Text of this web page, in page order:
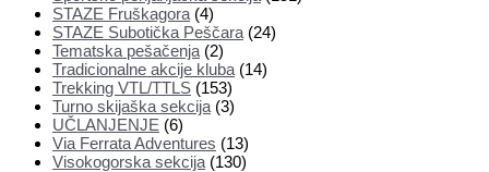
STAZE Fruškagora (4)
STAZE Subotička Peščara (24)
Tematska pešačenja (2)
Tradicionalne akcije kluba (14)
Trekking VTL/TTLS (153)
Turno skijaška sekcija (3)
UČLANJENJE (6)
Via Ferrata Adventures (13)
Visokogorska sekcija (130)